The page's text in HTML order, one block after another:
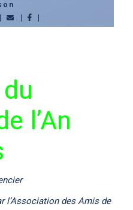
l’An
l’Association des Amis de